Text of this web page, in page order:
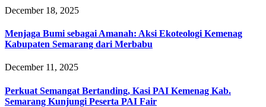
December 18, 2025
Menjaga Bumi sebagai Amanah: Aksi Ekoteologi Kemenag
Kabupaten Semarang dari Merbabu
December 11, 2025
Perkuat Semangat Bertanding, Kasi PAI Kemenag Kab.
Semarang Kunjungi Peserta PAI Fair